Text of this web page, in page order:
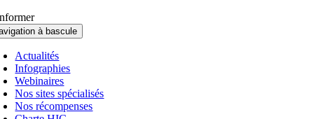
à bascule
Actualités
Infographies
Webinaires
Nos sites spécialisés
Nos récompenses